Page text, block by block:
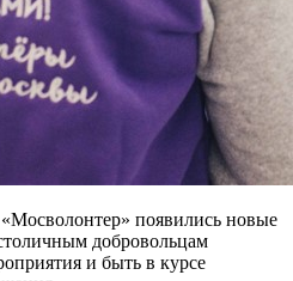
появились новые
добровольцам
и быть в курсе